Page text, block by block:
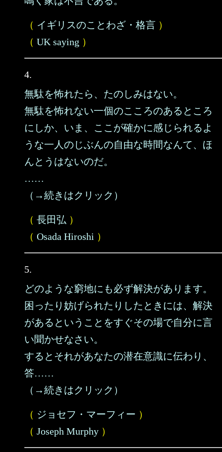
（ イギリスのことわざ・格言 ）
（ UK saying ）
4.
無駄を怖れたら、たのしみはない。
無駄を怖れない一個のこころのあるところ
にしか、いま、ここが確かに感じられるよ
うな一人のじぶんの自由な時間なんて、ほ
んとうはないのだ。
……
（→続きはクリック）
（ 長田弘 ）
（ Osada Hiroshi ）
5.
どのような窮地にも必ず解決があります。
困ったり妨げられたりしたときには、解決
があるということをすぐその場で自分に言
い聞かせなさい。
するとそれがあなたの潜在意識に伝わり、
答……
（→続きはクリック）
（ ジョセフ・マーフィー ）
（ Joseph Murphy ）